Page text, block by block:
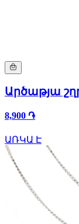
Արծաթյա
8,900 ֏
ԱՌԿԱ Է